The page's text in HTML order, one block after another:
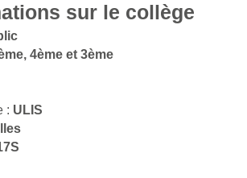
sur le collège
4ème et 3ème
: ULIS